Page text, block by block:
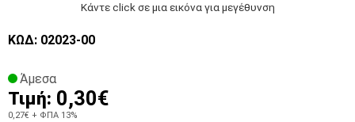
Κάντε click σε μια εικόνα για μεγέθυνση
ΚΩΔ: 02023-00
Άμεσα
Τιμή: 0,30€
0,27€ + ΦΠΑ 13%